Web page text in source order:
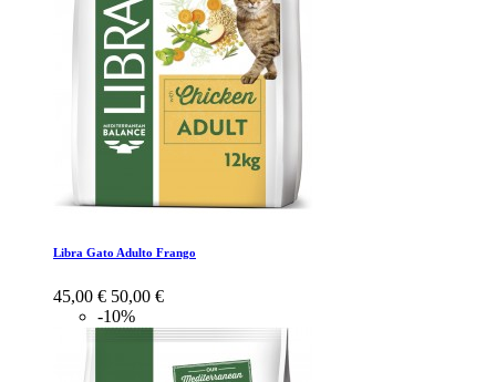
Libra Gato Adulto Frango
45,00 € 50,00 €
-10%